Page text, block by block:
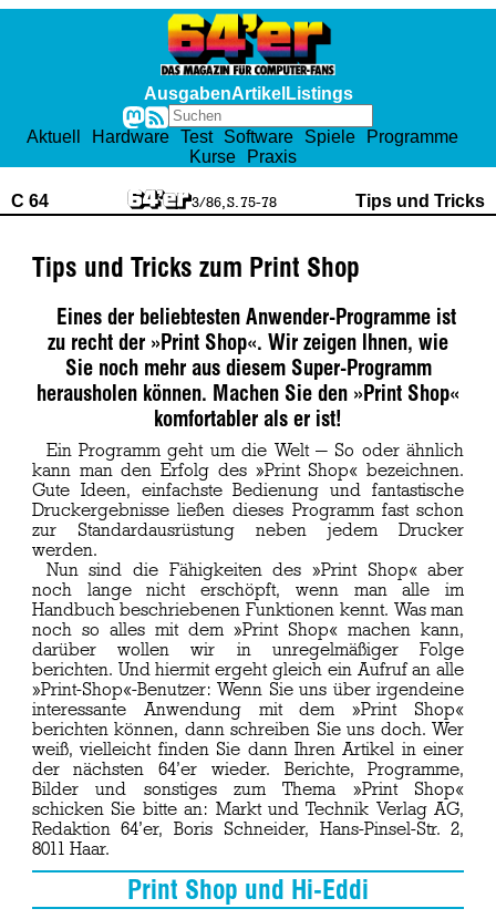
AusgabenArtikel Listings
Aktuell Hardware Test Software Spiele
Programme
Kurse
Praxis
C 64 Tips und Tricks
3/86, S. 75-78
Tips und Tricks zum Print Shop
Eines der beliebtesten Anwender-Programme ist
zu recht der »Print Shop«. Wir zeigen lhnen, wie
Sie noch mehr aus diesem Super-Programm
herausholen können. Machen Sie den »Print Shop«
komfortabler als er ist!
Ein Programm geht um die Welt — So oder ähnlich
kann man den Erfolg des »Print Shop« bezeichnen.
Gute Ideen, einfachste Bedienung und fantastische
Druckergebnisse ließen dieses Programm fast schon
zur Standardausrüstung neben jedem Drucker
werden.
Nun sind die Fähigkeiten des »Print Shop« aber
noch lange nicht erschöpft, wenn man alle im
Handbuch beschriebenen Funktionen kennt. Was man
noch so alles mit dem »Print Shop« machen kann,
darüber wollen wir in unregelmäßiger Folge
berichten. Und hiermit ergeht gleich ein Aufruf an alle
»Print-Shop«-Benutzer: Wenn Sie uns über irgendeine
interessante Anwendung mit dem »Print Shop«
berichten können, dann schreiben Sie uns doch. Wer
weiß, vielleicht finden Sie dann Ihren Artikel in einer
der nächsten 64’er wieder. Berichte, Programme,
Bilder und sonstiges zum Thema »Print Shop«
schicken Sie bitte an: Markt und Technik Verlag AG,
Redaktion 64’er, Boris Schneider, Hans-Pinsel-Str. 2,
8011 Haar.
Print Shop und Hi-Eddi